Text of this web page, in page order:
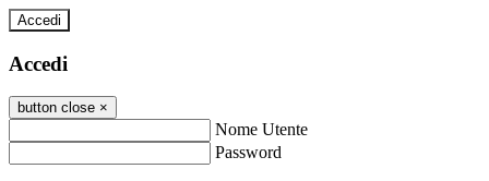
Accedi
Accedi
button close ×
Nome Utente
Password